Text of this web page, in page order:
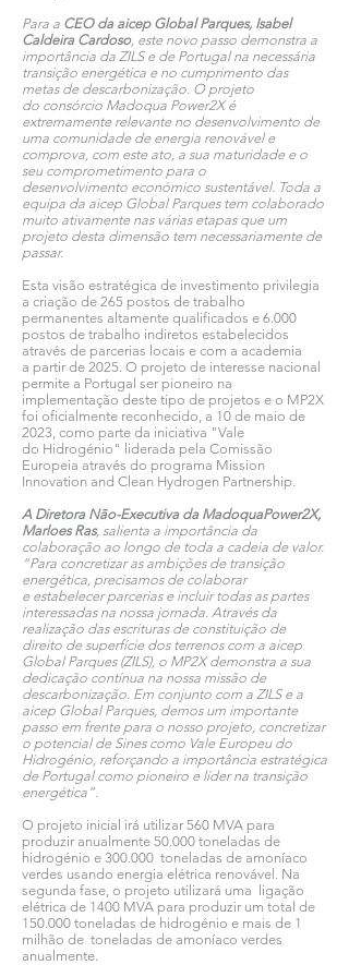
Para a CEO da aicep Global Parques, Isabel
Caldeira Cardoso, este novo passo demonstra a
importância da ZILS e de Portugal na necessária
transição energética e no cumprimento das
metas de descarbonização. O projeto
do consórcio Madoqua Power2X é
extremamente relevante no desenvolvimento de
uma comunidade de energia renovável e
comprova, com este ato, a sua maturidade e o
seu comprometimento para o
desenvolvimento económico sustentável. Toda a
equipa da aicep Global Parques tem colaborado
muito ativamente nas várias etapas que um
projeto desta dimensão tem necessariamente de
passar.
Esta visão estratégica de investimento privilegia
a criação de 265 postos de trabalho
permanentes altamente qualificados e 6.000
postos de trabalho indiretos estabelecidos
através de parcerias locais e com a academia
a partir de 2025. O projeto de interesse nacional
permite a Portugal ser pioneiro na
implementação deste tipo de projetos e o MP2X
foi oficialmente reconhecido, a 10 de maio de
2023, como parte da iniciativa "Vale
do Hidrogénio" liderada pela Comissão
Europeia através do programa Mission
Innovation and Clean Hydrogen Partnership.
A Diretora Não-Executiva da MadoquaPower2X,
Marloes Ras, salienta a importância da
colaboração ao longo de toda a cadeia de valor.
“Para concretizar as ambições de transição
energética, precisamos de colaborar
e estabelecer parcerias e incluir todas as partes
interessadas na nossa jornada. Através da
realização das escrituras de constituição de
direito de superfície dos terrenos com a aicep
Global Parques (ZILS), o MP2X demonstra a sua
dedicação contínua na nossa missão de
descarbonização. Em conjunto com a ZILS e a
aicep Global Parques, demos um importante
passo em frente para o nosso projeto, concretizar
o potencial de Sines como Vale Europeu do
Hidrogénio, reforçando a importância estratégica
de Portugal como pioneiro e líder na transição
energética”.
O projeto inicial irá utilizar 560 MVA para
produzir anualmente 50.000 toneladas de
hidrogénio e 300.000 toneladas de amoníaco
verdes usando energia elétrica renovável. Na
segunda fase, o projeto utilizará uma ligação
elétrica de 1400 MVA para produzir um total de
150.000 toneladas de hidrogénio e mais de 1
milhão de toneladas de amoníaco verdes
anualmente.